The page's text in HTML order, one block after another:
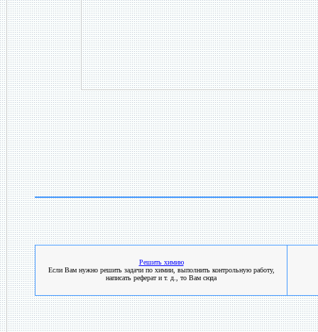
Решить химию
Если Вам нужно решить задачи по химии, выполнить контрольную работу,
написать реферат и т. д., то Вам сюда